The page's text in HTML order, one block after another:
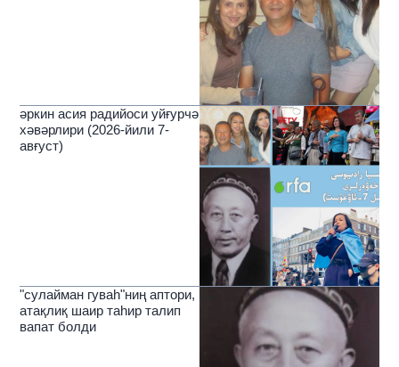
әркин асия радийоси уйғурчә
хәвәрлири (2026-йили 7-
авғуст)
"сулайман гуваһ"ниң аптори,
атақлиқ шаир таһир талип
вапат болди